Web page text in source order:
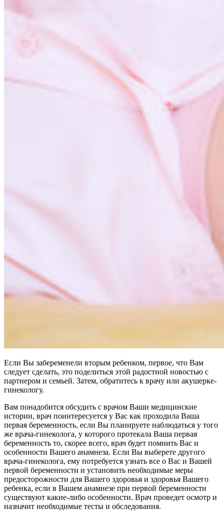
Если Вы забеременели вторым ребенком, первое, что Вам
следует сделать, это поделиться этой радостной новостью с
партнером и семьей. Затем, обратитесь к врачу или акушерке-
гинекологу.
Вам понадобится обсудить с врачом Ваши медицинские
истории, врач поинтересуется у Вас как проходила Ваша
первая беременность, если Вы планируете наблюдаться у того
же врача-гинеколога, у которого протекала Ваша первая
беременность то, скорее всего, врач будет помнить Вас и
особенности Вашего анамнеза. Если Вы выберете другого
врача-гинеколога, ему потребуется узнать все о Вас и Вашей
первой беременности и установить необходимые меры
предосторожности для Вашего здоровья и здоровья Вашего
ребенка, если в Вашем анамнезе при первой беременности
существуют какие-либо особенности. Врач проведет осмотр и
назначит необходимые тесты и обследования.